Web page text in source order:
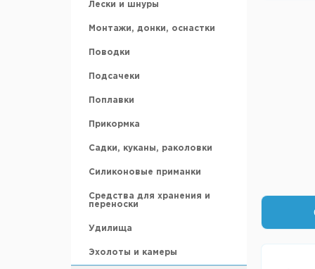
рыбалки
Лески и шнуры
Монтажи, донки, оснастки
Поводки
Подсачеки
Поплавки
Прикормка
Садки, куканы, раколовки
Силиконовые приманки
Средства для хранения и
переноски
Удилища
Эхолоты и камеры